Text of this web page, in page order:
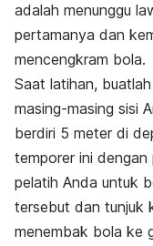
adalah menunggu
pertamanya dan
mencengkram bola.
Saat latihan,
masing-masing sisi
berdiri 5 meter di
temporer ini dengan
pelatih Anda untuk
tersebut dan tunjuk
menembak bola ke